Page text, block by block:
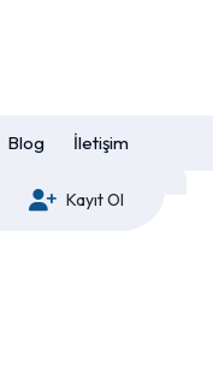
Blog İletişim
Kayıt Ol